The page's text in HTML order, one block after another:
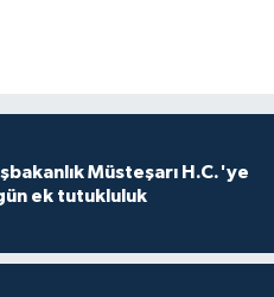
Müsteşarı H.C.'ye
ek tutukluluk